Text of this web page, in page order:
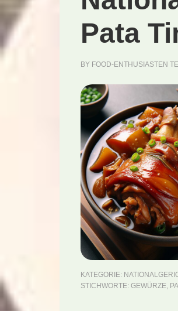
Pata
BY FOOD-ENTHUSIASTEN
KATEGORIE:
STICHWORTE: GEWÜRZE,